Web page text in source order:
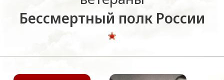
Бессмертный полк России